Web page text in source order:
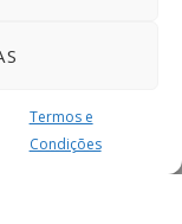
Termos e
Condições